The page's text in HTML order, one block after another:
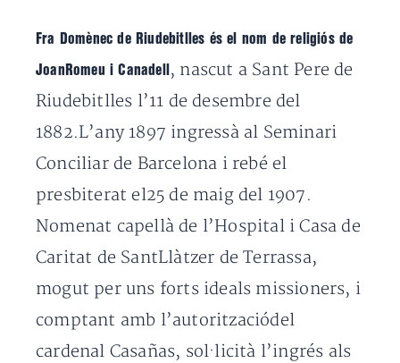
Fra Domènec de Riudebitlles és el nom de religiós de
JoanRomeu i Canadell
, nascut a Sant Pere de
Riudebitlles l’11 de desembre del
1882.L’any 1897 ingressà al Seminari
Conciliar de Barcelona i rebé el
presbiterat el25 de maig del 1907.
Nomenat capellà de l’Hospital i Casa de
Caritat de SantLlàtzer de Terrassa,
mogut per uns forts ideals missioners, i
comptant amb l’autoritzaciódel
cardenal Casañas, sol·licità l’ingrés als